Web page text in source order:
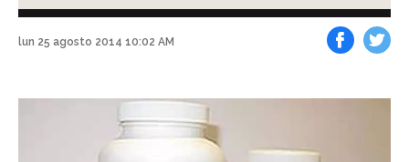
lun 25 agosto 2014 10:02 AM